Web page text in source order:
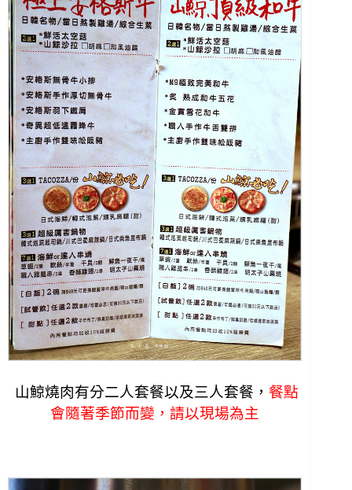
山鯨燒肉有分二人套餐以及三人套餐， 餐點
會隨著季節而變，請以現場為主